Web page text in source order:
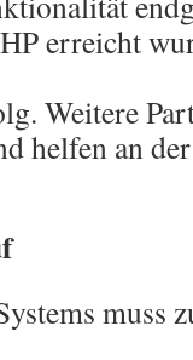
erreicht
Weitere
helfen an
muss